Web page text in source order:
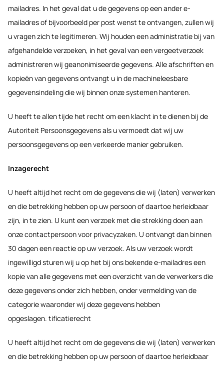
mailadres. In het geval dat u de gegevens op een ander e-
mailadres of bijvoorbeeld per post wenst te ontvangen, zullen wij
u vragen zich te legitimeren. Wij houden een administratie bij van
afgehandelde verzoeken, in het geval van een vergeetverzoek
administreren wij geanonimiseerde gegevens. Alle afschriften en
kopieën van gegevens ontvangt u in de machineleesbare
gegevensindeling die wij binnen onze systemen hanteren.
U heeft te allen tijde het recht om een klacht in te dienen bij de
Autoriteit Persoonsgegevens als u vermoedt dat wij uw
persoonsgegevens op een verkeerde manier gebruiken.
Inzagerecht
U heeft altijd het recht om de gegevens die wij (laten) verwerken
en die betrekking hebben op uw persoon of daartoe herleidbaar
zijn, in te zien. U kunt een verzoek met die strekking doen aan
onze contactpersoon voor privacyzaken. U ontvangt dan binnen
30 dagen een reactie op uw verzoek. Als uw verzoek wordt
ingewilligd sturen wij u op het bij ons bekende e-mailadres een
kopie van alle gegevens met een overzicht van de verwerkers die
deze gegevens onder zich hebben, onder vermelding van de
categorie waaronder wij deze gegevens hebben
opgeslagen. tificatierecht
U heeft altijd het recht om de gegevens die wij (laten) verwerken
en die betrekking hebben op uw persoon of daartoe herleidbaar